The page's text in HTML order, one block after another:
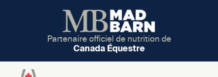
Partenaire officiel de nutrition de
Canada Équestre